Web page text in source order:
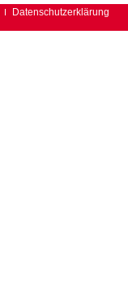
Datenschutzerklärung